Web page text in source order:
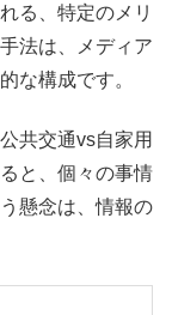
る、特定のメリ
法は、メディア
な構成です。
共交通vs自家用
と、個々の事情
懸念は、情報の